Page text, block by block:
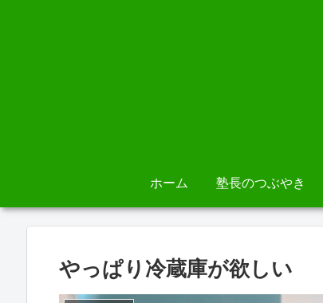
ホーム 塾長のつぶやき
やっぱり冷蔵庫が欲しい